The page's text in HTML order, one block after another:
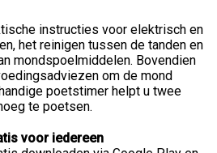
instructies voor elektrisch en
het reinigen tussen de tanden en
mondspoelmiddelen. Bovendien
om de mond
poetstimer helpt u twee
te poetsen.
voor iedereen